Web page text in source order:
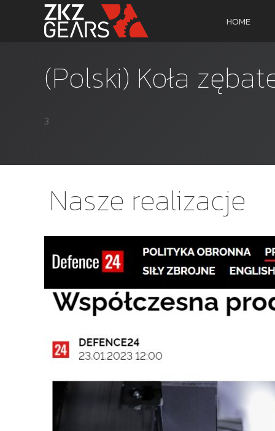
HOME
(Polski) Koła
3
Nasze realizacje